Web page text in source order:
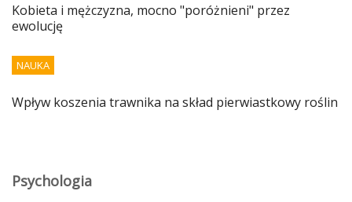
Kobieta i mężczyzna, mocno "poróżnieni" przez
ewolucję
NAUKA
Wpływ koszenia trawnika na skład pierwiastkowy roślin
Psychologia